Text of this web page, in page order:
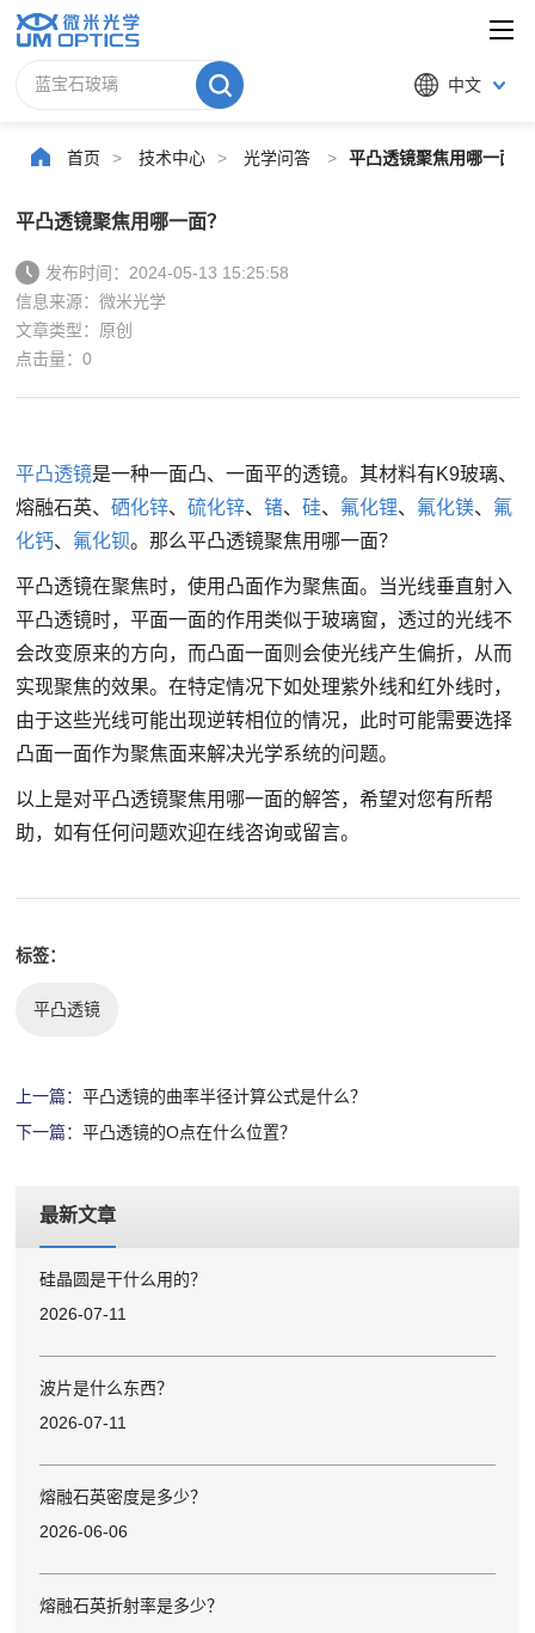
中文
首页 > 技术中心 > 光学问答 > 平凸透镜聚焦用哪一面？
平凸透镜聚焦用哪一面？
发布时间：2024-05-13 15:25:58
信息来源：微米光学
文章类型：原创
点击量：0
平凸透镜是一种一面凸、一面平的透镜。其材料有K9玻璃、
熔融石英、硒化锌、硫化锌、锗、硅、 氟化锂、 氟化镁、 氟
化钙、 氟化钡。那么平凸透镜聚焦用哪一面？
平凸透镜在聚焦时，使用凸面作为聚焦面。当光线垂直射入
平凸透镜时，平面一面的作用类似于玻璃窗，透过的光线不
会改变原来的方向，而凸面一面则会使光线产生偏折，从而
实现聚焦的效果。在特定情况下如处理紫外线和红外线时，
由于这些光线可能出现逆转相位的情况，此时可能需要选择
凸面一面作为聚焦面来解决光学系统的问题。
以上是对平凸透镜聚焦用哪一面的解答，希望对您有所帮
助，如有任何问题欢迎在线咨询或留言。
标签：
平凸透镜
上一篇：平凸透镜的曲率半径计算公式是什么？
下一篇：平凸透镜的O点在什么位置？
最新文章
硅晶圆是干什么用的？
2026-07-11
波片是什么东西？
2026-07-11
熔融石英密度是多少？
2026-06-06
熔融石英折射率是多少？